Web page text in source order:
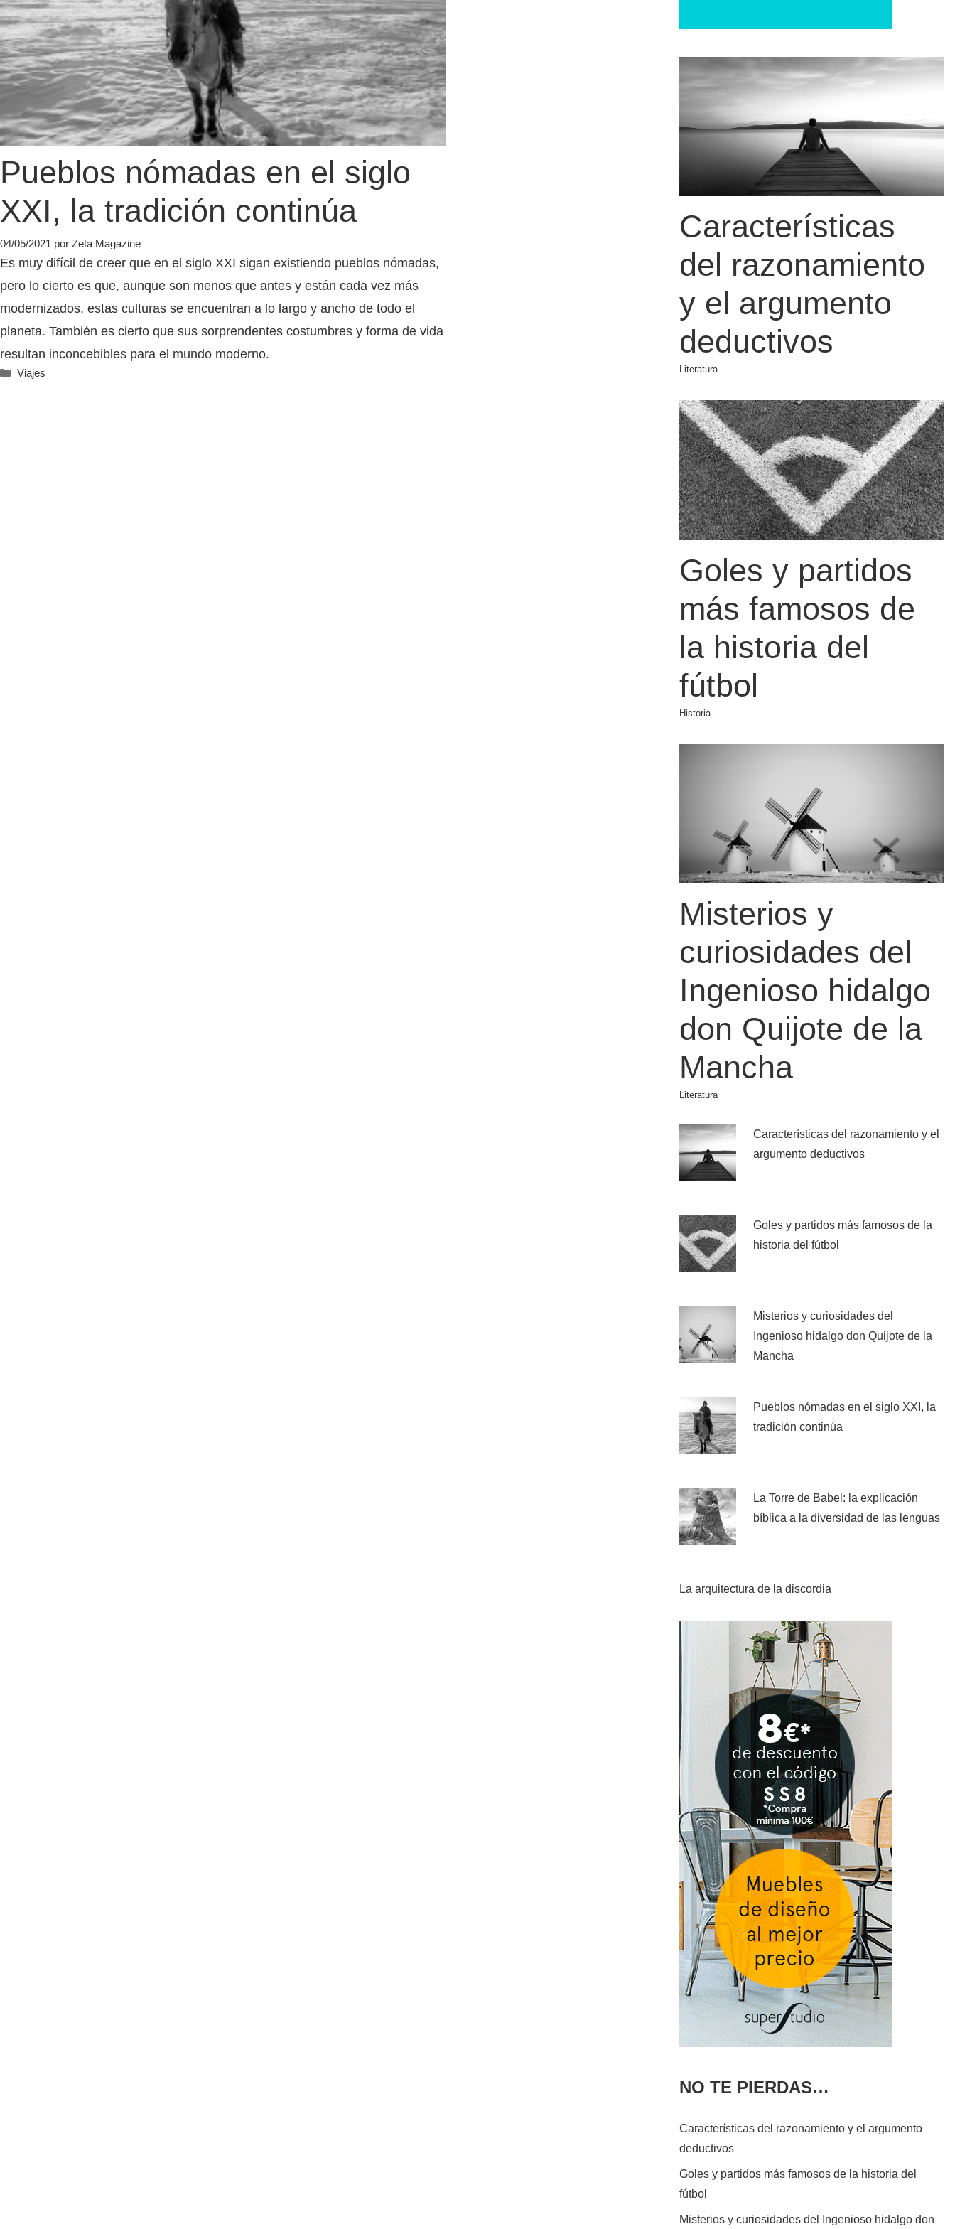
Pueblos nómadas en el siglo
XXI, la tradición continúa
04/05/2021 por Zeta Magazine
Es muy difícil de creer que en el siglo XXI sigan existiendo pueblos nómadas,
pero lo cierto es que, aunque son menos que antes y están cada vez más
modernizados, estas culturas se encuentran a lo largo y ancho de todo el
planeta. También es cierto que sus sorprendentes costumbres y forma de vida
resultan inconcebibles para el mundo moderno.
Categorías
Viajes
Características
del razonamiento
y el argumento
deductivos
Literatura
Goles y partidos
más famosos de
la historia del
fútbol
Historia
Misterios y
curiosidades del
Ingenioso hidalgo
don Quijote de la
Mancha
Literatura
Características del razonamiento y el
argumento deductivos
Goles y partidos más famosos de la
historia del fútbol
Misterios y curiosidades del
Ingenioso hidalgo don Quijote de la
Mancha
Pueblos nómadas en el siglo XXI, la
tradición continúa
La Torre de Babel: la explicación
bíblica a la diversidad de las lenguas
La arquitectura de la discordia
NO TE PIERDAS…
Características del razonamiento y el argumento
deductivos
Goles y partidos más famosos de la historia del
fútbol
Misterios y curiosidades del Ingenioso hidalgo don